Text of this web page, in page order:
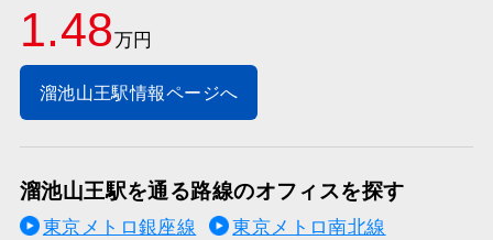
1.48万円
溜池山王駅情報ページへ
溜池山王駅を通る路線のオフィスを探す
東京メトロ銀座線 東京メトロ南北線